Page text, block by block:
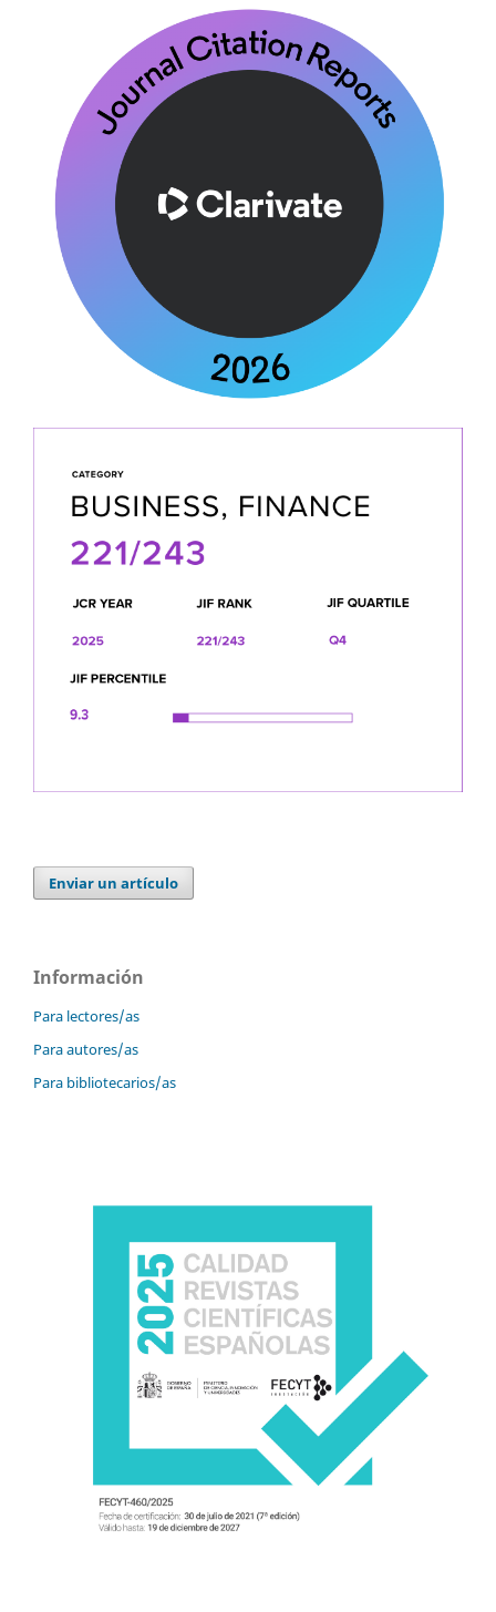
Enviar un artículo
Información
Para lectores/as
Para autores/as
Para bibliotecarios/as